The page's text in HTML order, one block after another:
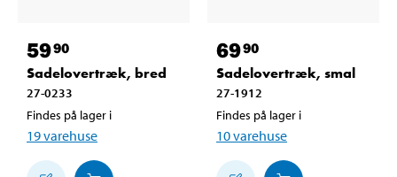
5990
Sadelovertræk, bred
27-0233
Findes på lager i
19varehuse
6990
Sadelovertræk, smal
27-1912
Findes på lager i
10varehuse